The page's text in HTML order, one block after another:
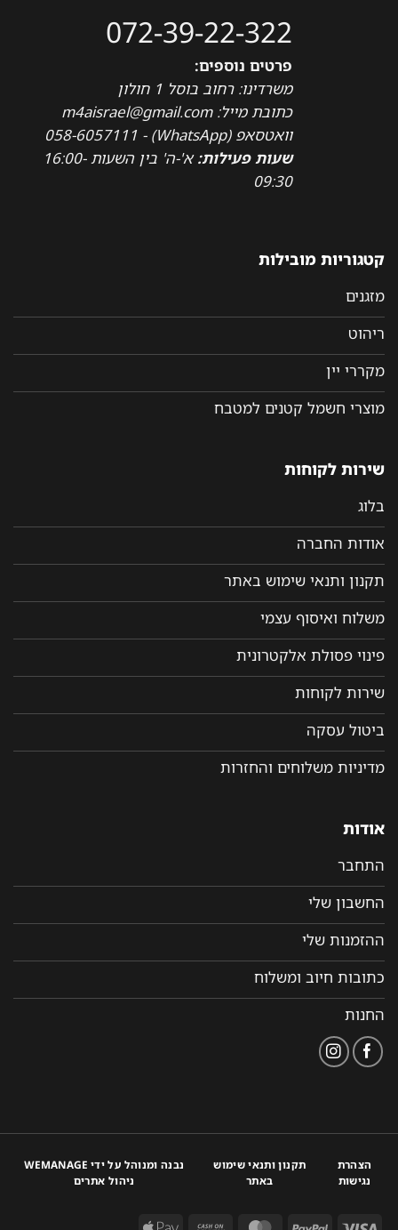
072-39-22-322
פרטים נוספים:
משרדינו: רחוב בוסל 1 חולון
כתובת מייל: m4aisrael@gmail.com
וואטסאפ (WhatsApp) - 058-6057111
שעות פעילות:
א'-ה' בין השעות 16:00-
09:30
קטגוריות מובילות
מזגנים
ריהוט
מקררי יין
מוצרי חשמל קטנים למטבח
שירות לקוחות
בלוג
אודות החברה
תקנון ותנאי שימוש באתר
משלוח ואיסוף עצמי
פינוי פסולת אלקטרונית
שירות לקוחות
ביטול עסקה
מדיניות משלוחים והחזרות
אודות
התחבר
החשבון שלי
ההזמנות שלי
כתובות חיוב ומשלוח
החנות
הצהרת
נגישות
תקנון ותנאי שימוש
באתר
נבנה ומנוהל על ידי WEMANAGE
ניהול אתרים